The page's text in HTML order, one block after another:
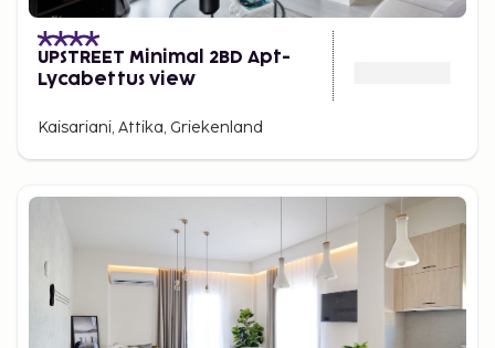
UPSTREET Minimal 2BD Apt-
Lycabettus view
Kaisariani, Attika, Griekenland